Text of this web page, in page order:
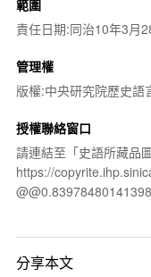
範圍
責任日期:同治10年3月
管理權
版權:中央研究院歷史語
授權聯絡窗口
請連結至「史語所藏品
https://
分享本文